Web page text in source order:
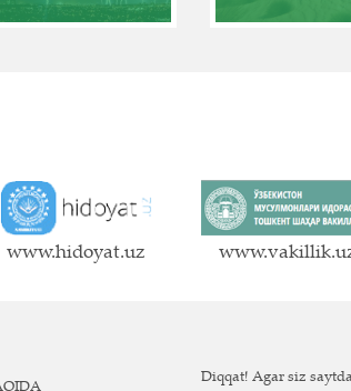
www.hidoyat.uz
Diqqat! Agar siz